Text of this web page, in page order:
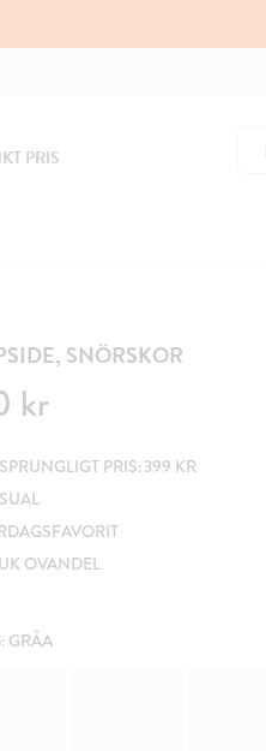
PRIS
SNÖRSKOR
kr
kr
PRIS: 399 KR
OVANDEL
GRÅA